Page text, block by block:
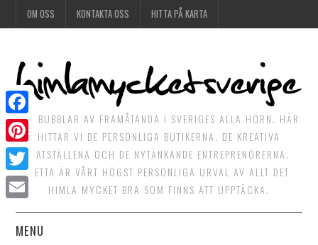
OM OSS KONTAKTA OSS HITTA PÅ KARTA
DET BUBBLAR AV FRAMÅTANDA I SVERIGES ALLA HÖRN. HÄR
HITTAR VI DE PERSONLIGA BUTIKERNA, DE KREATIVA
MATSTÄLLENA OCH DE NYTÄNKANDE ENTREPRENÖRERNA.
DETTA ÄR VÅRT HÖGST PERSONLIGA URVAL AV ALLT DET
HIMLA MYCKET BRA SOM FINNS ATT UPPTÄCKA.
MENU
Facebook
Pinterest
Twitter
Email